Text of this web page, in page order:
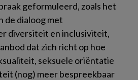
geformuleerd, zoals het
de dialoog met
diversiteit en inclusiviteit,
dat zich richt op hoe
seksuele oriëntatie
(nog) meer bespreekbaar